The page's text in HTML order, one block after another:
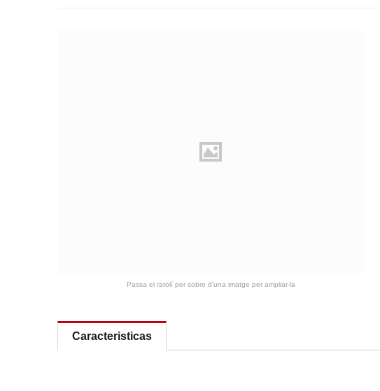
Passa el ratolí per sobre d'una imatge per ampliar-la
Caracteristicas